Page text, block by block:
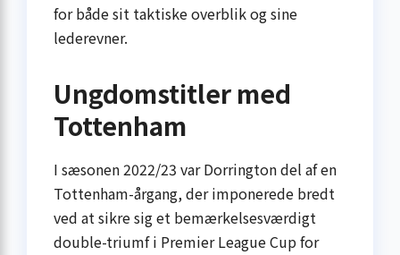
for både sit taktiske overblik og sine
lederevner.
Ungdomstitler med
Tottenham
I sæsonen 2022/23 var Dorrington del af en
Tottenham-årgang, der imponerede bredt
ved at sikre sig et bemærkelsesværdigt
double-triumf i Premier League Cup for